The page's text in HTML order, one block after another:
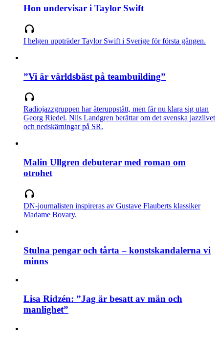
Hon undervisar i Taylor Swift
I helgen uppträder Taylor Swift i Sverige för första gången.
”Vi är världsbäst på teambuilding”
Radiojazzgruppen har återuppstått, men får nu klara sig utan
Georg Riedel. Nils Landgren berättar om det svenska jazzlivet
och nedskärningar på SR.
Malin Ullgren debuterar med roman om
otrohet
DN-journalisten inspireras av Gustave Flauberts klassiker
Madame Bovary.
Stulna pengar och tårta – konstskandalerna vi
minns
Lisa Ridzén: ”Jag är besatt av män och
manlighet”